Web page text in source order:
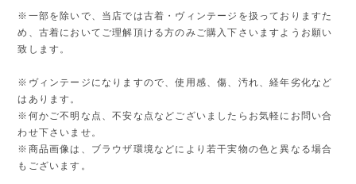
※一部を除いで、当店では古着・ヴィンテージを扱っておりますた
め、古着においてご理解頂ける方のみご購入下さいますようお願い
致します。
※ヴィンテージになりますので、使用感、傷、汚れ、経年劣化など
はあります。
※何かご不明な点、不安な点などございましたらお気軽にお問い合
わせ下さいませ。
※商品画像は、ブラウザ環境などにより若干実物の色と異なる場合
もございます。